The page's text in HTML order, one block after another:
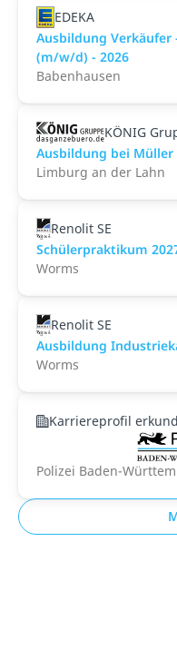
EDEKA
Ausbildung Verkäufer
(m/w/d) - 2026
Babenhausen
KÖNIG
Ausbildung bei
Limburg an der Lahn
Renolit SE
Schülerpraktikum
Worms
Renolit SE
Ausbildung
Worms
Karriereprofil
Polizei Baden-